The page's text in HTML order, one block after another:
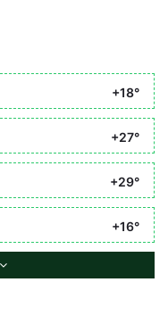
+18°
+27°
+29°
+16°